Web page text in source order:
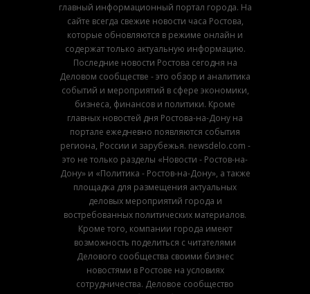
главный информационный портал города. На
сайте всегда свежие новости часа Ростова,
которые обновляются в режиме онлайн и
содержат только актуальную информацию.
Последние новости Ростова сегодня на
Деловом сообществе - это обзор и аналитика
событий и мероприятий в сфере экономики,
бизнеса, финансов и политики. Кроме
главных новостей дня Ростова-на-Дону на
портале ежедневно появляются события
региона, России и зарубежья. newsdelo.com -
это не только разделы «Новости - Ростов-на-
Дону» и «Политика - Ростов-на-Дону», а также
площадка для размещения актуальных
деловых мероприятий города и
востребованных политических материалов.
Кроме того, компании города имеют
возможность поделиться с читателями
Делового сообщества своими бизнес
новостями в Ростове на условиях
сотрудничества. Деловое сообщество